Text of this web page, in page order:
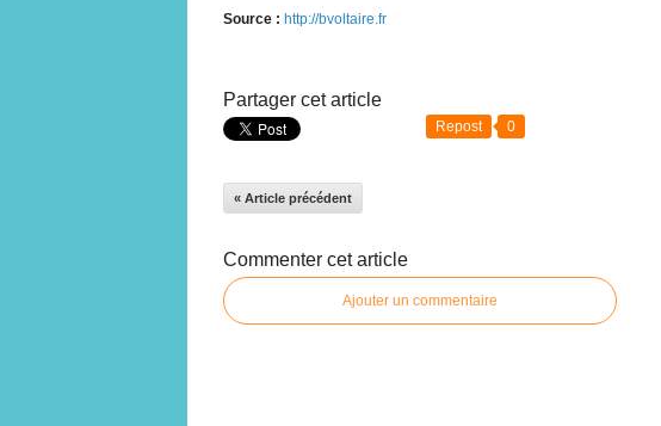
Source : http://bvoltaire.fr
Partager cet article
Repost 0
« Article précédent
Commenter cet article
Ajouter un commentaire